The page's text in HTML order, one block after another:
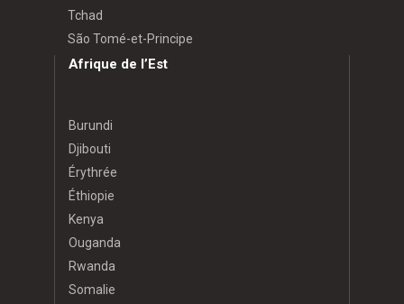
Tchad
São Tomé-et-Principe
Afrique de l’Est
Burundi
Djibouti
Érythrée
Éthiopie
Kenya
Ouganda
Rwanda
Somalie